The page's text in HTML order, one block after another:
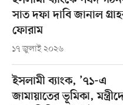
সাত দফা দাবি জানাল
ফোরাম
১৭ জুলাই ২০২৬
ইসলামী ব্যাংক, ’৭১-এ
জামায়াতের ভূমিকা,